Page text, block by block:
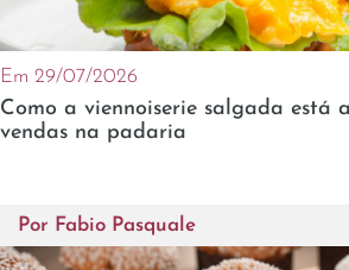
Em 29/07/2026
Como a viennoiserie salgada está
vendas na padaria
Por Fabio Pasquale